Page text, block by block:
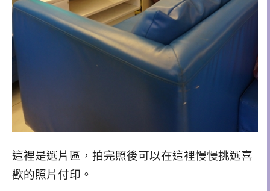
這裡是選片區，拍完照後可以在這裡慢慢挑選喜
歡的照片付印。